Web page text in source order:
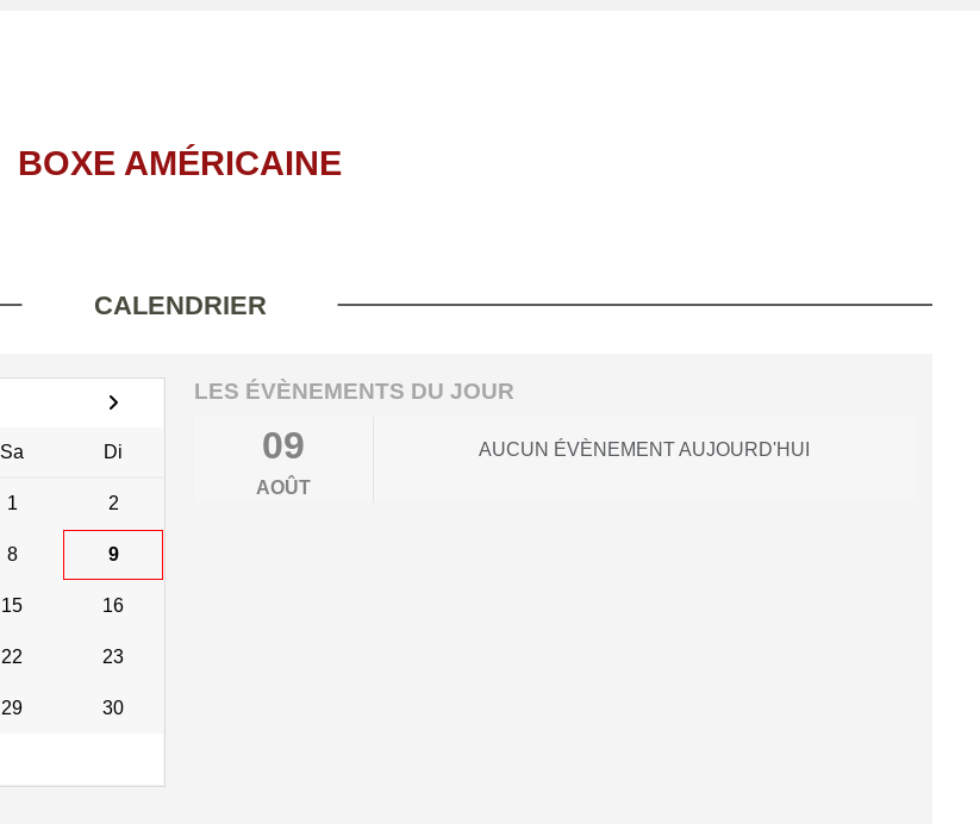
BOXE AMÉRICAINE
CALENDRIER
Sa Di
1 2
8 9
15 16
22 23
29 30
LES ÉVÈNEMENTS DU JOUR
09
AOÛT
AUCUN ÉVÈNEMENT AUJOURD'HUI